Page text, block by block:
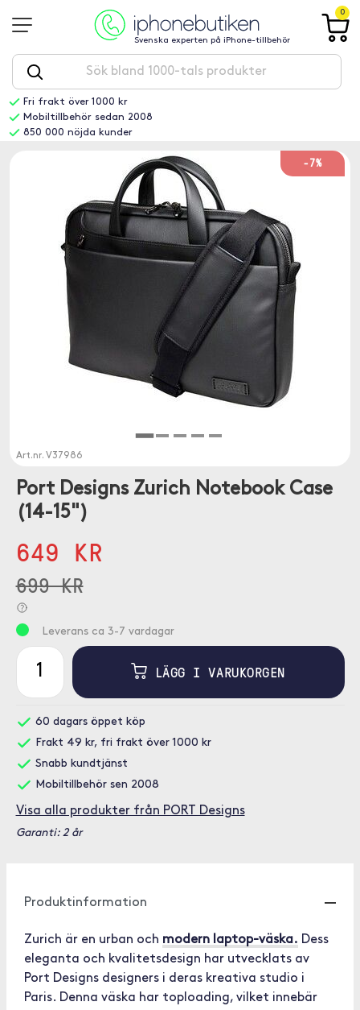
Svenska experten på iPhone-tillbehör
0
Fri frakt över 1000 kr
Mobiltillbehör sedan 2008
850 000 nöjda kunder
-7%
Art.nr. V37986
Port Designs Zurich Notebook Case
(14-15")
649 KR
699 KR
Leverans ca 3-7 vardagar
LÄGG I VARUKORGEN
60 dagars öppet köp
Frakt 49 kr, fri frakt över 1000 kr
Snabb kundtjänst
Mobiltillbehör sen 2008
Visa alla produkter från PORT Designs
Garanti: 2 år
Produktinformation
Zurich är en urban och modern laptop-väska. Dess
eleganta och kvalitetsdesign har utvecklats av
Port Designs designers i deras kreativa studio i
Paris. Denna väska har toploading, vilket innebär